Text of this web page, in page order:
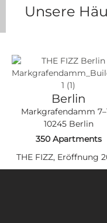
Unsere
Berlin
Mark­gra­fen­damm
10245 Ber­lin
350 Apart­ments
THE FIZZ, Eröff­nung